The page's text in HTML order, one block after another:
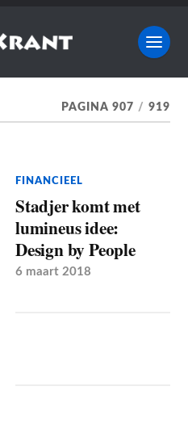
PAGINA 907 / 919
FINANCIEEL
Stadjer komt met
lumineus idee:
Design by People
6 maart 2018